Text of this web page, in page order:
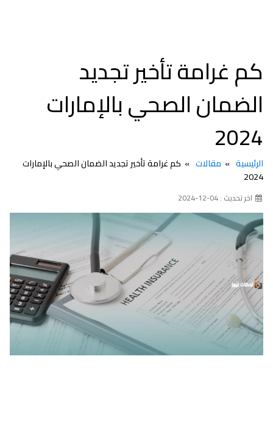
كم غرامة تأخير تجديد
الضمان الصحي بالإمارات
2024
الرئيسية مقالات
كم غرامة تأخير تجديد الضمان الصحي بالإمارات
2024
اخر تحديث : 04-12-2024